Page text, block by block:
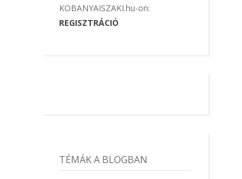
KOBANYAISZAKI.hu-on:
REGISZTRÁCIÓ
TÉMÁK A BLOGBAN